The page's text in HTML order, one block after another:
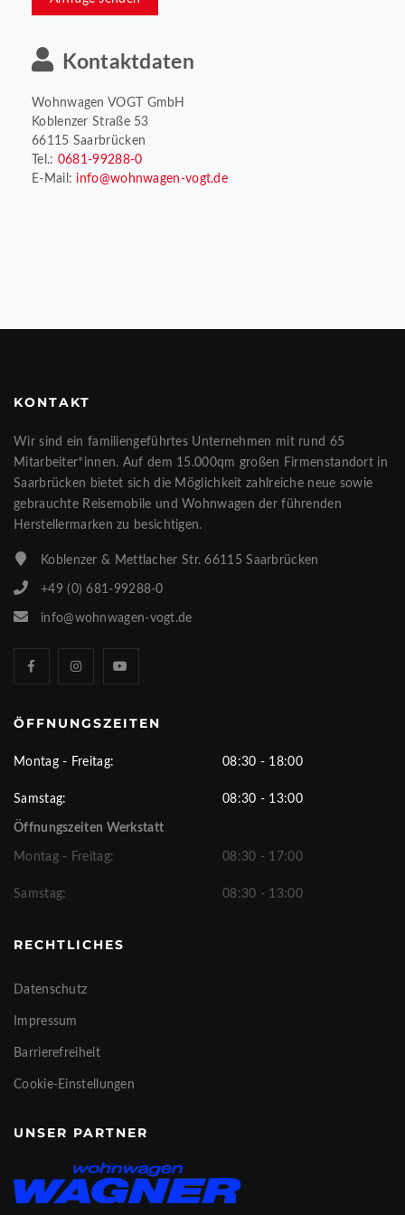
Kontaktdaten
Wohnwagen VOGT GmbH
Koblenzer Straße 53
66115 Saarbrücken
Tel.: 0681-99288-0
E-Mail: info@wohnwagen-vogt.de
KONTAKT
Wir sind ein familiengeführtes Unternehmen mit rund 65
Mitarbeiter*innen. Auf dem 15.000qm großen Firmenstandort in
Saarbrücken bietet sich die Möglichkeit zahlreiche neue sowie
gebrauchte Reisemobile und Wohnwagen der führenden
Herstellermarken zu besichtigen.
Koblenzer & Mettlacher Str. 66115 Saarbrücken
+49 (0) 681-99288-0
info@wohnwagen-vogt.de
ÖFFNUNGSZEITEN
Montag - Freitag: 08:30 - 18:00
Samstag: 08:30 - 13:00
Öffnungszeiten Werkstatt
Montag - Freitag: 08:30 - 17:00
Samstag: 08:30 - 13:00
RECHTLICHES
Datenschutz
Impressum
Barrierefreiheit
Cookie-Einstellungen
UNSER PARTNER